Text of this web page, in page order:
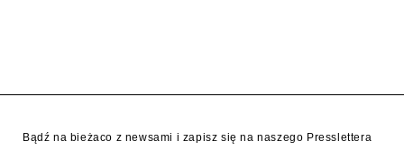
Bądź na bieżaco z newsami i zapisz się na naszego Presslettera